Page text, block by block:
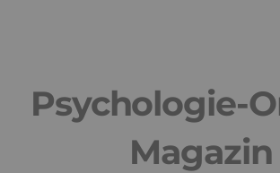
Psychologie-
Magazin